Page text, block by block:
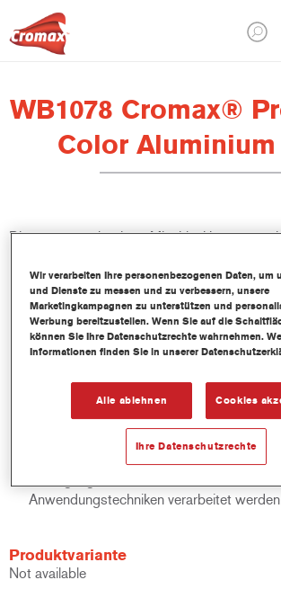
WB1078 Cromax®
Color Aluminium
Dieses wasserbasierte Mischlackkonzentrat
Produktmerkmale
Ausgezeichnete Ergiebigkeit mit
Farbtonangleichung.
Schnelle und sparsame Anwendung trägt
des Durchsatz und der Produktivität bei.
Teil eines zweckbestimmten und
Mischlacken und Bindemitteln.
Bietet ein breites Anwendungsfenster.
Flexibel – kann unter verschiedenen
Anwendungstechniken verarbeitet
Produktvariante
Not available
Wir verarbeiten Ihre personenbezogenen Daten, um
und Dienste zu messen und zu verbessern, unsere
Marketingkampagnen zu unterstützen und
Werbung bereitzustellen. Wenn Sie auf die
können Sie Ihre Datenschutzrechte wahrnehmen.
Informationen finden Sie in unserer
Alle ablehnen Cookies
Ihre Datenschutzrechte